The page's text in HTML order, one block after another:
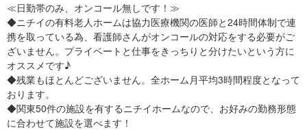
≪日勤帯のみ、オンコール無しです！≫
◆ニチイの有料老人ホームは協力医療機関の医師と24時間体制で連
携を取っている為、看護師さんがオンコールの対応をする必要がご
ざいません。プライベートと仕事をきっちりと分けたいという方に
オススメです♪
◆残業もほとんどございません。全ホーム月平均3時間程度となって
おります。
◆関東50件の施設を有するニチイホームなので、お好みの勤務形態
に合わせて施設を選べます！